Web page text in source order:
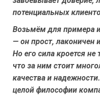
потенциальных
Возьмём для примера
— он прост, лаконичен
Но его сила кроется
что за ним стоит
качества и
целой философии